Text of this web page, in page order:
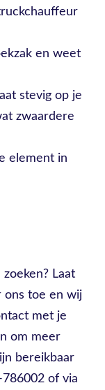
en weet
stevig op je
zwaardere
element in
Laat
ons toe en wij
met je
om meer
bereikbaar
of via